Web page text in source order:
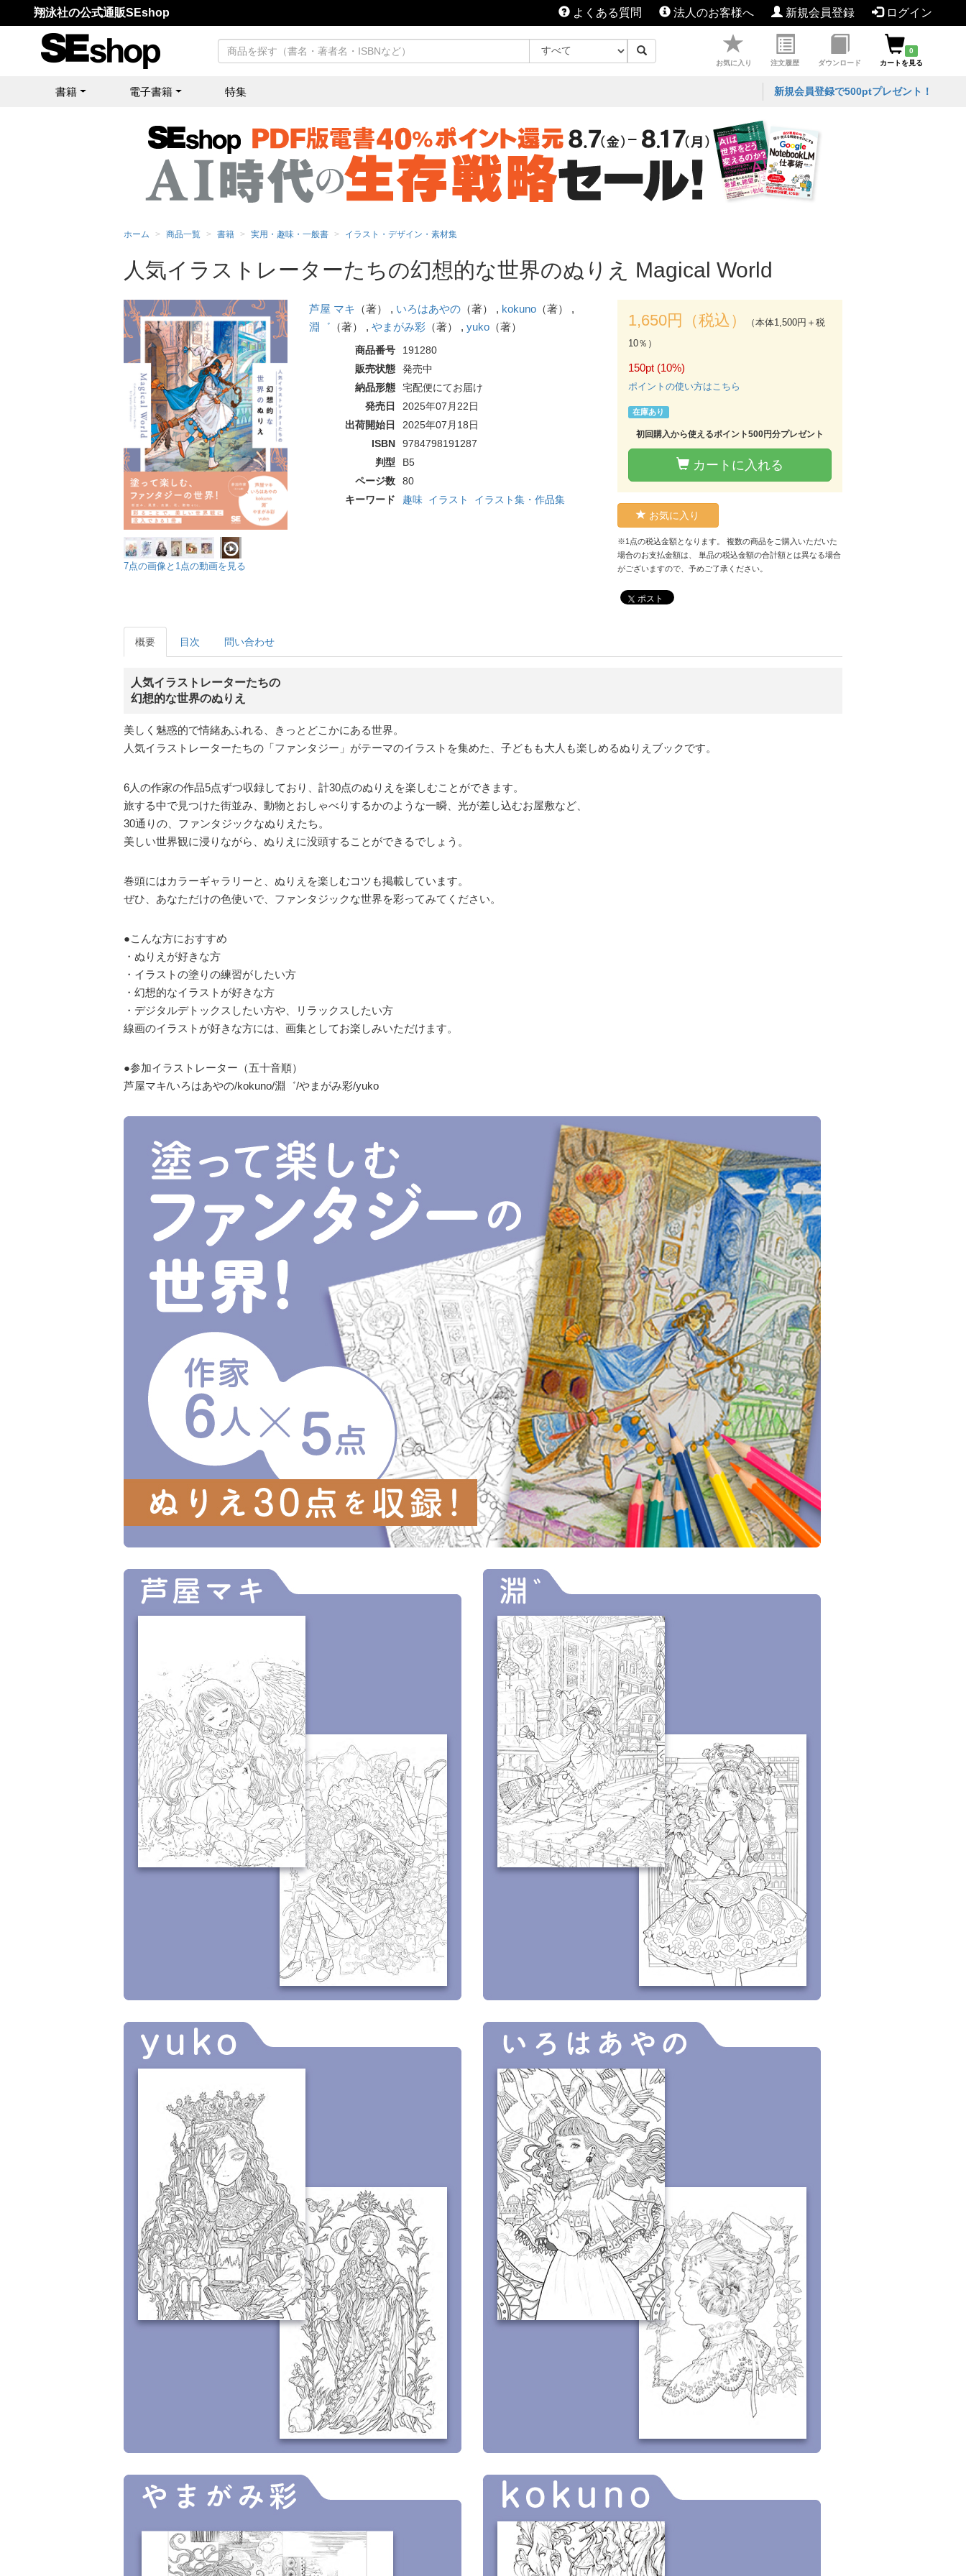
翔泳社の公式通販SEshop よくある質問 法人のお客様へ 新規会員登録 ログイン
お気に入り 注文履歴 ダウンロード
0
カートを見る
書籍 電子書籍 特集 新規会員登録で500ptプレゼント！
ホーム 商品一覧 書籍 実用・趣味・一般書 イラスト・デザイン・素材集
人気イラストレーターたちの幻想的な世界のぬりえ Magical World
7点の画像と1点の動画を見る
芦屋 マキ （著） , いろはあやの（著） , kokuno（著） ,
淵゛ （著） , やまがみ彩（著） , yuko（著）
商品番号
191280
販売状態
発売中
納品形態
宅配便にてお届け
発売日
2025年07月22日
出荷開始日
2025年07月18日
ISBN
9784798191287
判型
B5
ページ数
80
キーワード
趣味 イラスト イラスト集・作品集
1,650円（税込）
（本体1,500円＋税
10％）
150pt (10%)
ポイントの使い方はこちら
在庫あり
初回購入から使えるポイント500円分プレゼント
カートに入れる
お気に入り
※1点の税込金額となります。 複数の商品をご購入いただいた
場合のお支払金額は、 単品の税込金額の合計額とは異なる場合
がございますので、予めご了承ください。
ポスト
概要 目次 問い合わせ
人気イラストレーターたちの
幻想的な世界のぬりえ
美しく魅惑的で情緒あふれる、きっとどこかにある世界。
人気イラストレーターたちの「ファンタジー」がテーマのイラストを集めた、子どもも大人も楽しめるぬりえブックです。
6人の作家の作品5点ずつ収録しており、計30点のぬりえを楽しむことができます。
旅する中で見つけた街並み、動物とおしゃべりするかのような一瞬、光が差し込むお屋敷など、
30通りの、ファンタジックなぬりえたち。
美しい世界観に浸りながら、ぬりえに没頭することができるでしょう。
巻頭にはカラーギャラリーと、ぬりえを楽しむコツも掲載しています。
ぜひ、あなただけの色使いで、ファンタジックな世界を彩ってみてください。
●こんな方におすすめ
・ぬりえが好きな方
・イラストの塗りの練習がしたい方
・幻想的なイラストが好きな方
・デジタルデトックスしたい方や、リラックスしたい方
線画のイラストが好きな方には、画集としてお楽しみいただけます。
●参加イラストレーター（五十音順）
芦屋マキ/いろはあやの/kokuno/淵゛/やまがみ彩/yuko